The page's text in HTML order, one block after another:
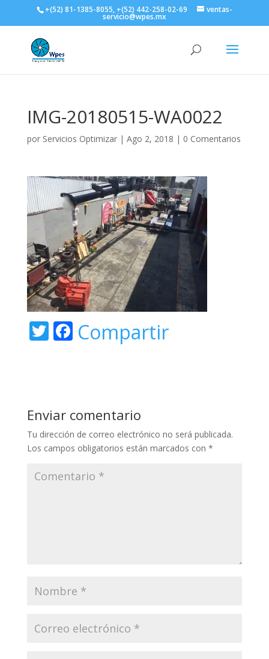
+(52) 81-1385-8055, +(52) 442-258-02-69 ventas-
servicio@wpes.mx
IMG-20180515-WA0022
por Servicios Optimizar| Ago 2, 2018 | 0 Comentarios
T F
o
o
k
Compartir
Enviar comentario
Tu dirección de correo electrónico no será publicada.
Los campos obligatorios están marcados con *